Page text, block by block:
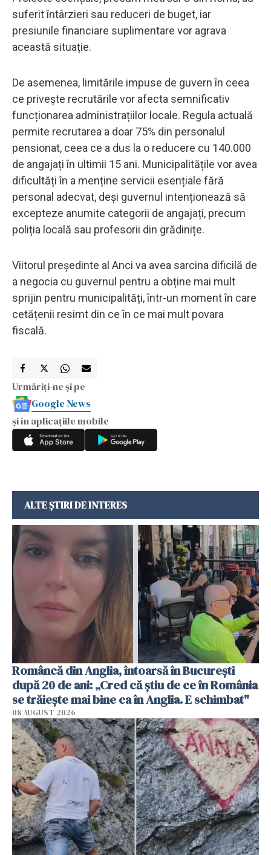
suferit întârzieri sau reduceri de buget, iar
presiunile financiare suplimentare vor agrava
această situație.
De asemenea, limitările impuse de guvern în ceea
ce privește recrutările vor afecta semnificativ
funcționarea administrațiilor locale. Regula actuală
permite recrutarea a doar 75% din personalul
pensionat, ceea ce a dus la o reducere cu 140.000
de angajați în ultimii 15 ani. Municipalitățile vor avea
dificultăți în a menține servicii esențiale fără
personal adecvat, deși guvernul intenționează să
excepteze anumite categorii de angajați, precum
poliția locală sau profesorii din grădinițe.
Viitorul președinte al Anci va avea sarcina dificilă de
a negocia cu guvernul pentru a obține mai mult
sprijin pentru municipalități, într-un moment în care
cetățenii resimt din ce în ce mai mult povara
fiscală.
Urmăriți-ne și pe
Google News
și în aplicațiile mobile
ALTE ȘTIRI DE INTERES
Româncă din Anglia, întoarsă în București
după 20 de ani: „Cred că știu de ce în România
se trăiește mai bine ca în Anglia. E schimbat"
08 AUGUST 2026